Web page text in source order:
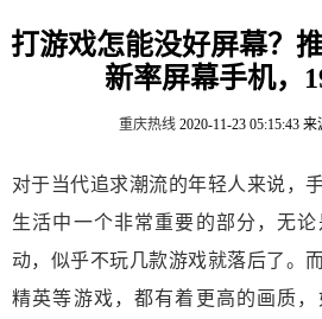
打游戏怎能没好屏幕？
新率屏幕手机，
重庆热线 2020-11-23 05:15:43 来
对于当代追求潮流的年轻人来说，
生活中一个非常重要的部分，无
动，似乎不玩几款游戏就落后了。
精英等游戏，都有着更高的画质